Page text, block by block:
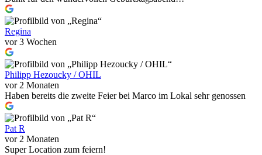
Regina
vor 3 Wochen
Philipp Hezoucky / OHIL
vor 2 Monaten
Haben bereits die zweite Feier bei Marco im Lokal sehr genossen
Pat R
vor 2 Monaten
Super Location zum feiern!